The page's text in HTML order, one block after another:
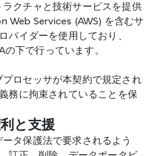
クチャと技術サービスを提供
Web Services (AWS) を含むサ
バイダーを使用しており、
の下で行っています。
ロセッサが本契約で規定され
務に拘束されていることを保
と支援
タ保護法で要求されるよう